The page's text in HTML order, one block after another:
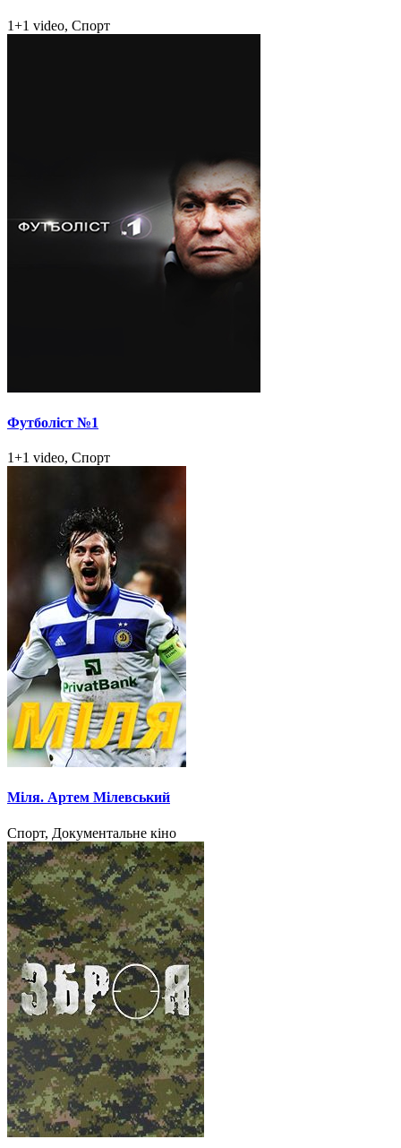
1+1 video, Спорт
Футболіст №1
1+1 video, Спорт
Міля. Артем Мілевський
Спорт, Документальне кіно